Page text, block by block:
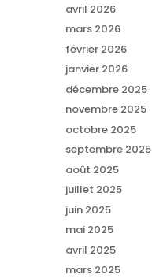
avril 2026
mars 2026
février 2026
janvier 2026
décembre 2025
novembre 2025
octobre 2025
septembre 2025
août 2025
juillet 2025
juin 2025
mai 2025
avril 2025
mars 2025